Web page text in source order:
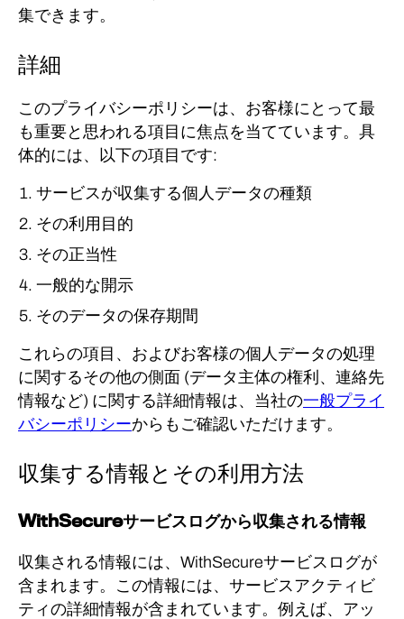
集できます。
詳細
このプライバシーポリシーは、お客様にとって最
も重要と思われる項目に焦点を当てています。 具
体的には、以下の項目です:
サービスが収集する個人データの種類
その利用目的
その正当性
一般的な開示
そのデータの保存期間
これらの項目、およびお客様の個人データの処理
に関するその他の側面 (データ主体の権利、連絡先
情報など) に関する詳細情報は、当社の一般プライ
バシーポリシーからもご確認いただけます。
収集する情報とその利用方法
WithSecureサービスログから収集される情報
収集される情報には、WithSecureサービスログが
含まれます。 この情報には、サービスアクティビ
ティの詳細情報が含まれています。例えば、アッ